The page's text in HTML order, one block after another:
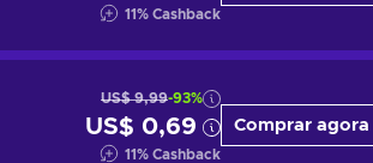
11% Cashback
US$ 9,99-93%
US$ 0,69
11% Cashback
Comprar agora